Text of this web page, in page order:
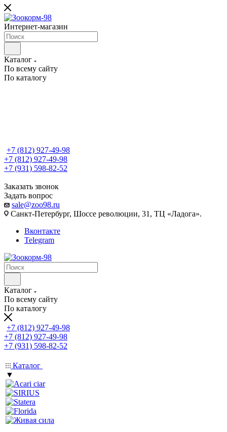
Интернет-магазин
Каталог
По всему сайту
По каталогу
+7 (812) 927-49-98
+7 (812) 927-49-98
+7 (931) 598-82-52
Заказать звонок
Задать вопрос
sale@zoo98.ru
Санкт-Петербург, Шоссе революции, 31, ТЦ «Ладога».
Вконтакте
Telegram
Каталог
По всему сайту
По каталогу
+7 (812) 927-49-98
+7 (812) 927-49-98
+7 (931) 598-82-52
Каталог
▼